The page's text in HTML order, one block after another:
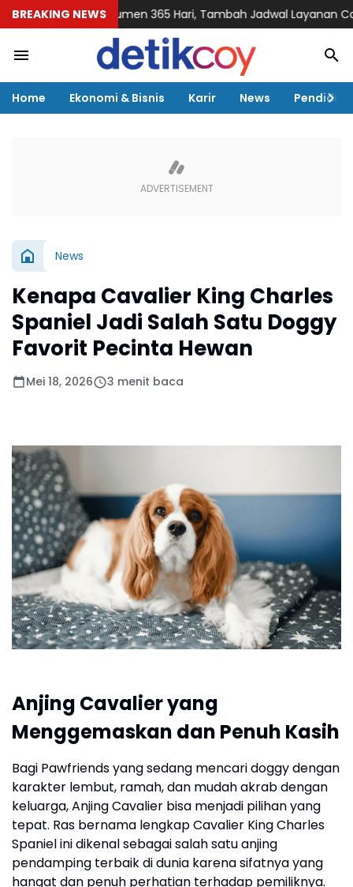
BREAKING NEWS
Konsumen 365 Hari, Tambah Jadwal Layanan Call Center
Home Ekonomi & Bisnis Karir News
News
Kenapa Cavalier King Charles
Spaniel Jadi Salah Satu Doggy
Favorit Pecinta Hewan
Mei 18, 2026 3 menit baca
Anjing Cavalier yang
Menggemaskan dan Penuh Kasih
Bagi Pawfriends yang sedang mencari doggy dengan
karakter lembut, ramah, dan mudah akrab dengan
keluarga, Anjing Cavalier bisa menjadi pilihan yang
tepat. Ras bernama lengkap Cavalier King Charles
Spaniel ini dikenal sebagai salah satu anjing
pendamping terbaik di dunia karena sifatnya yang
hangat dan penuh perhatian terhadap pemiliknya.